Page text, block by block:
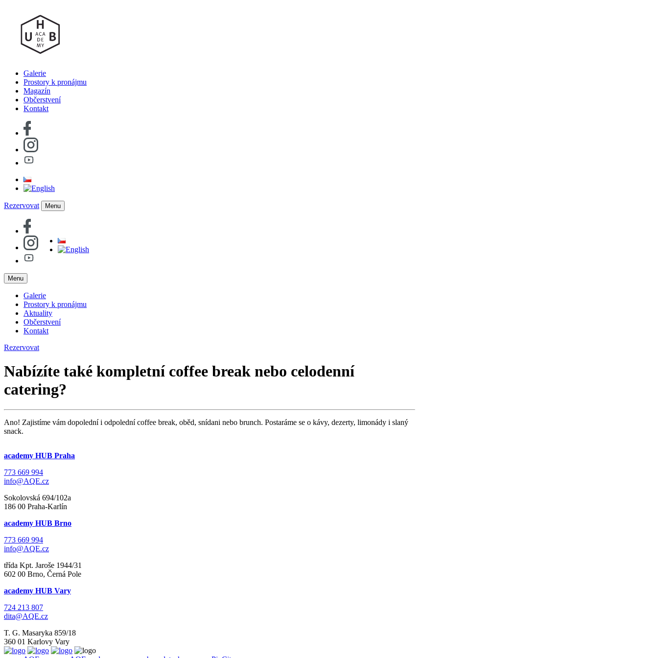
Galerie
Prostory k pronájmu
Magazín
Občerstvení
Kontakt
Rezervovat Menu
Menu
Galerie
Prostory k pronájmu
Aktuality
Občerstvení
Kontakt
Rezervovat
Nabízíte také kompletní coffee break nebo celodenní
catering?
Ano! Zajistíme vám dopolední i odpolední coffee break, oběd, snídani nebo brunch. Postaráme se o kávy, dezerty, limonády i slaný
snack.
academy HUB Praha
773 669 994
info@AQE.cz
Sokolovská 694/102a
186 00 Praha-Karlín
academy HUB Brno
773 669 994
info@AQE.cz
třída Kpt. Jaroše 1944/31
602 00 Brno, Černá Pole
academy HUB Vary
724 213 807
dita@AQE.cz
T. G. Masaryka 859/18
360 01 Karlovy Vary